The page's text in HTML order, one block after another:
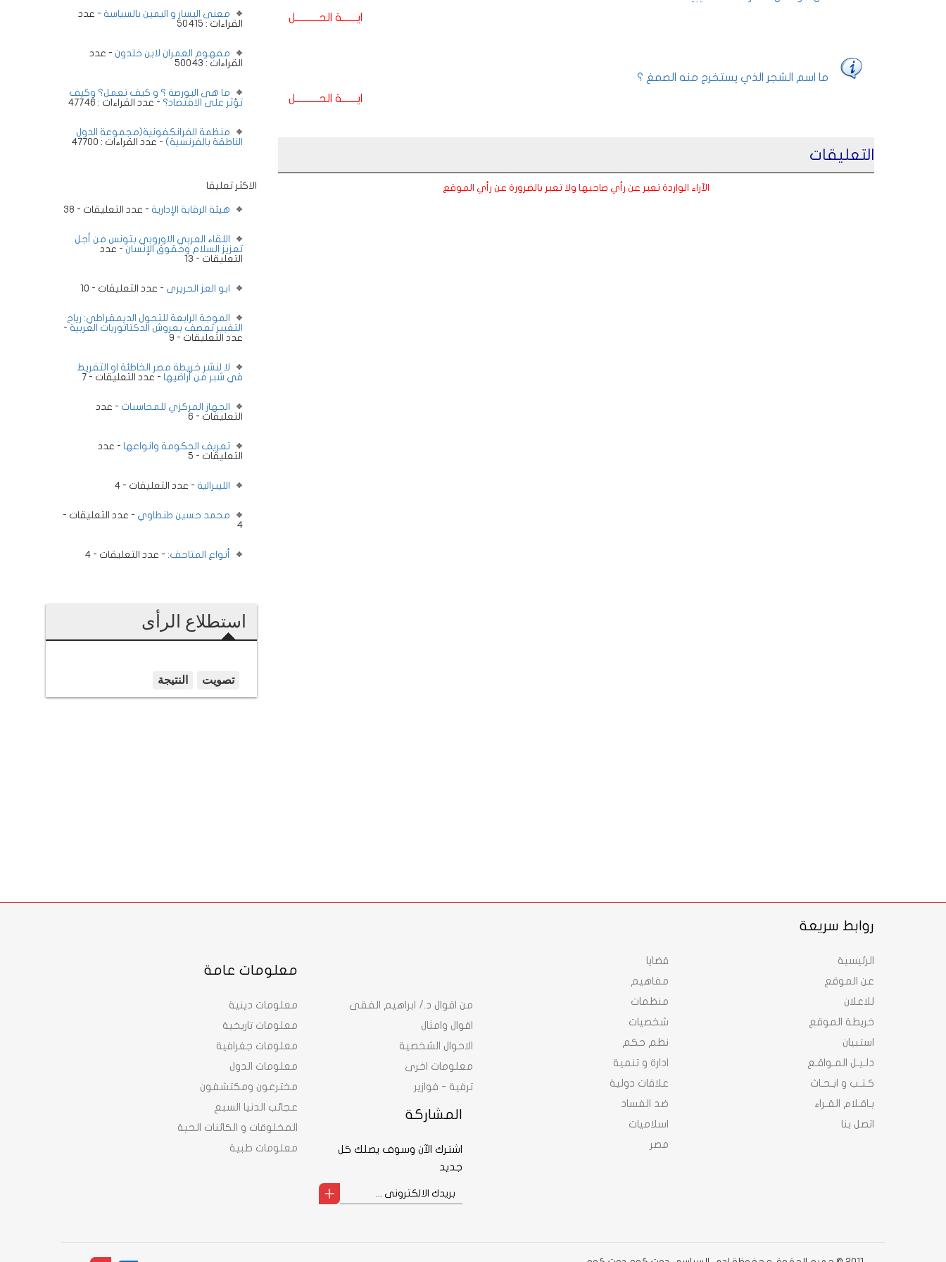
ايـــــــة الحـــــــــــل
ما اسم الشجر الذي يستخرج منه الصمغ ؟
ايـــــــة الحـــــــــــل
التعليقات
الآراء الواردة تعبر عن رأي صاحبها ولا تعبر بالضرورة عن رأي الموقع
معنى اليسار و اليمين بالسياسة - عدد
القراءات : 50415
مفهوم العمران لابن خلدون - عدد
القراءات : 50043
ما هى البورصة ؟ و كيف تعمل؟ وكيف
تؤثر على الاقتصاد؟ - عدد القراءات : 47746
منظمة الفرانكفونية(مجموعة الدول
الناطقة بالفرنسية) - عدد القراءات : 47700
الاكثر تعليقا
هيئة الرقابة الإدارية - عدد التعليقات - 38
اللقاء العربي الاوروبي بتونس من أجل
تعزيز السلام وحقوق الإنسان - عدد
التعليقات - 13
ابو العز الحريرى - عدد التعليقات - 10
الموجة الرابعة للتحول الديمقراطي: رياح
التغيير تعصف بعروش الدكتاتوريات العربية -
عدد التعليقات - 9
لا لنشر خريطة مصر الخاطئة او التفريط
في شبر من أراضيها - عدد التعليقات - 7
الجهاز المركزي للمحاسبات - عدد
التعليقات - 6
تعريف الحكومة وانواعها - عدد
التعليقات - 5
الليبرالية - عدد التعليقات - 4
محمد حسين طنطاوي - عدد التعليقات -
4
أنواع المتاحف: - عدد التعليقات - 4
استطلاع الرأى
روابط سريعة
الرئيسية
عن الموقع
للاعلان
خريطة الموقع
استبيان
دلـيـل المـواقـع
كـتـب و ابـحـاث
بـاقـلام القـراء
اتصل بنا
قضايا
مفاهيم
منظمات
شخصيات
نظم حكم
ادارة و تنمية
علاقات دولية
ضد الفساد
اسلاميات
مصر
معلومات عامة
معلومات دينية
معلومات تاريخية
معلومات جغرافية
معلومات الدول
مخترعون ومكتشفون
عجائب الدنيا السبع
المخلوقات و الكائنات الحية
معلومات طبية
من اقوال د./ ابراهيم الفقى
اقوال وامثال
الاحوال الشخصية
معلومات اخرى
ترفية - فوازير
المشاركة
اشترك الآن وسوف يصلك كل
جديد